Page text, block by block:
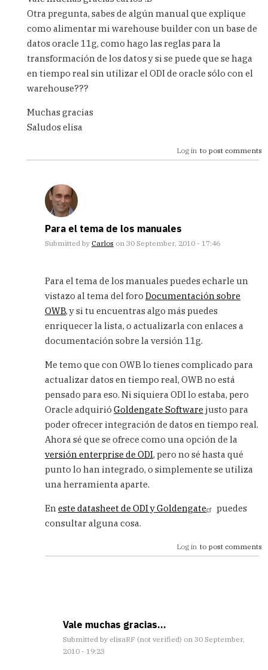
Seguro
que
vas
a
by
Carlos
Otra pregunta, sabes de algún manual que explique
como alimentar mi warehouse builder con un base de
datos oracle 11g, como hago las reglas para la
transformación de los datos y si se puede que se haga
en tiempo real sin utilizar el ODI de oracle sólo con el
warehouse???
Muchas gracias
Saludos elisa
Log in to post comments
Para el tema de los manuales
Submitted by Carlos on 30 September, 2010 - 17:46
reply
Vale
muchas
gracias
carlos
elisaRF
verified)
Para el tema de los manuales puedes echarle un
vistazo al tema del foro Documentación sobre
OWB, y si tu encuentras algo más puedes
enriquecer la lista, o actualizarla con enlaces a
documentación sobre la versión 11g.
Me temo que con OWB lo tienes complicado para
actualizar datos en tiempo real, OWB no está
pensado para eso. Ni siquiera ODI lo estaba, pero
Oracle adquirió Goldengate Software justo para
poder ofrecer integración de datos en tiempo real.
Ahora sé que se ofrece como una opción de la
versión enterprise de ODI, pero no sé hasta qué
punto lo han integrado, o simplemente se utiliza
una herramienta aparte.
Eneste datasheet de ODI y Goldengate
puedes
consultar alguna cosa.
Log in to post comments
Vale muchas gracias...
Submitted by elisaRF (not verified) on 30 September,
2010 - 19:23